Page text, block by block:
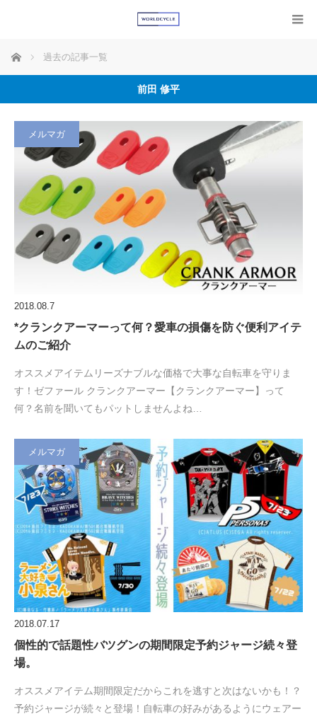
ホーム 過去の記事一覧
前田 修平
メルマガ
2018.08.7
*クランクアーマーって何？愛車の損傷を防ぐ便利アイテ
ムのご紹介
オススメアイテムリーズナブルな価格で大事な自転車を守りま
す！ゼファール クランクアーマー【クランクアーマー】って
何？名前を聞いてもパットしませんよね…
メルマガ
2018.07.17
個性的で話題性バツグンの期間限定予約ジャージ続々登
場。
オススメアイテム期間限定だからこれを逃すと次はないかも！？
予約ジャージが続々と登場！自転車の好みがあるようにウェアー